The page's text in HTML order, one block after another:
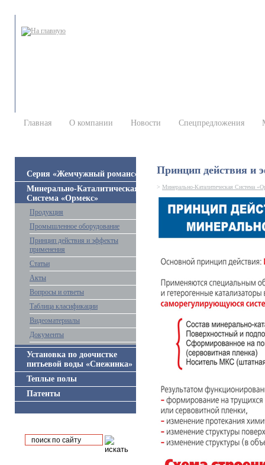
Главная О компании Новости Спецпредложения
Серия «Жемчужный романс»
Минерально-Каталитическая
Система «Ормекс»
Продукция
Промышленное оборудование
Принцип действия и эффекты
применения
Статьи
Акты
Вопросы и ответы
Таблица класификации
Видеоматериалы
Документы
Установка по доочистке
питьевой воды «Снежинка»
Теплые полы
Патенты
Принцип действия и
> Минерально-Каталитическая Система